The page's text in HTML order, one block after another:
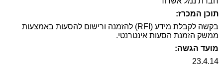
תוכן המכרז:
בקשה לקבלת מידע (RFI) להזמנה ורישום להסעות באמצעות
ממשק הזמנת הסעות אינטרנטי.
מועד הגשה:
23.4.14